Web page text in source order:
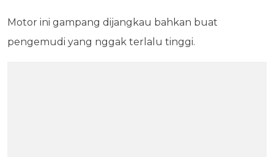
Motor ini gampang dijangkau bahkan buat
pengemudi yang nggak terlalu tinggi.